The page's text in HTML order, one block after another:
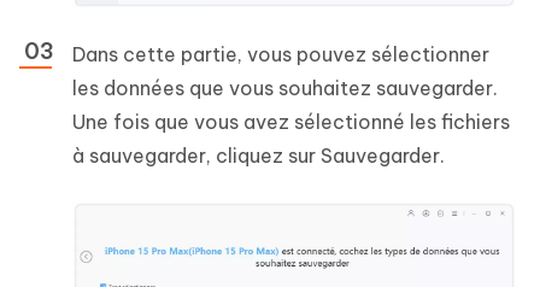
Dans cette partie, vous pouvez sélectionner
les données que vous souhaitez sauvegarder.
Une fois que vous avez sélectionné les fichiers
à sauvegarder, cliquez sur Sauvegarder.